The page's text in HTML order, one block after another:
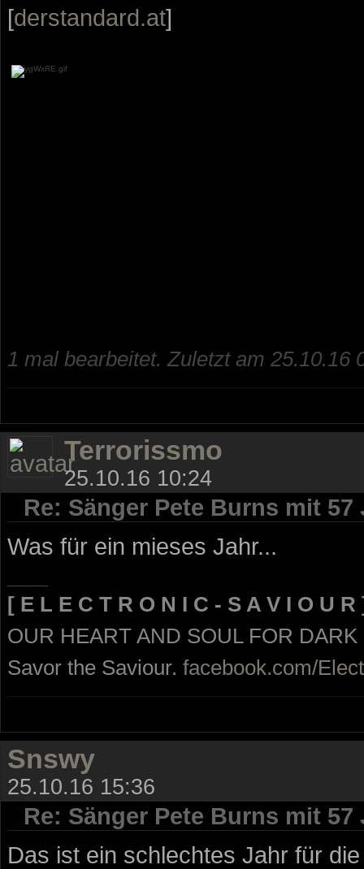
[derstandard.at]
1 mal bearbeitet. Zuletzt am 25.10.16
Terrorissmo
25.10.16 10:24
Re: Sänger Pete Burns mit
Was für ein mieses Jahr...
[ E L E C T R O N I C - S A V I O U R
OUR HEART AND SOUL FOR
Savor the Saviour. facebook.com/
Snswy
25.10.16 15:36
Re: Sänger Pete Burns mit
Das ist ein schlechtes Jahr für